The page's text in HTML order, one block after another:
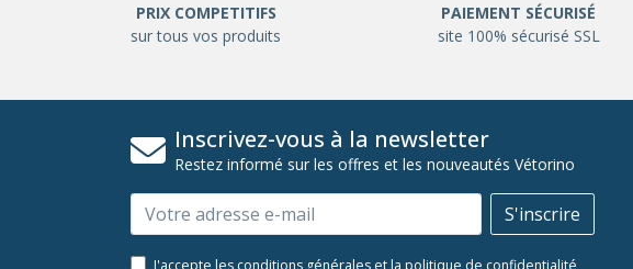
PRIX COMPETITIFS
sur tous vos produits
PAIEMENT SÉCURISÉ
site 100% sécurisé SSL
Inscrivez-vous à la newsletter
Restez informé sur les offres et les nouveautés Vétorino
Email S'inscrire
J'accepte les conditions générales et la politique de confidentialité